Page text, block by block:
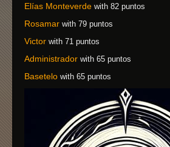
Elías Monteverde with 82 puntos
Rosamar with 79 puntos
Victor with 71 puntos
Administrador with 65 puntos
Basetelo with 65 puntos